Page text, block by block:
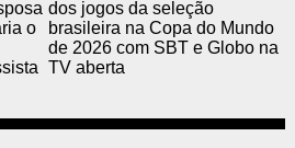
o
dos jogos da seleção
brasileira na Copa do Mundo
de 2026 com SBT e Globo na
TV aberta